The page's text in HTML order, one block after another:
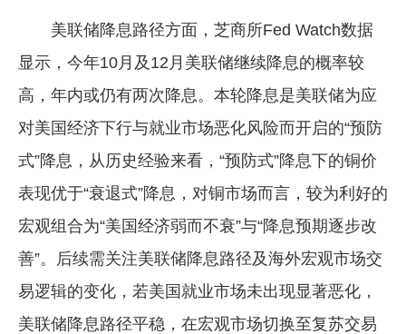
美联储降息路径方面，芝商所Fed Watch数据
显示，今年10月及12月美联储继续降息的概率较
高，年内或仍有两次降息。本轮降息是美联储为应
对美国经济下行与就业市场恶化风险而开启的“预防
式”降息，从历史经验来看，“预防式”降息下的铜价
表现优于“衰退式”降息，对铜市场而言，较为利好的
宏观组合为“美国经济弱而不衰”与“降息预期逐步改
善”。后续需关注美联储降息路径及海外宏观市场交
易逻辑的变化，若美国就业市场未出现显著恶化，
美联储降息路径平稳，在宏观市场切换至复苏交易